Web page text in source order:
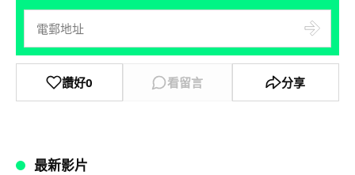
讚好0 看留言 分享
最新影片